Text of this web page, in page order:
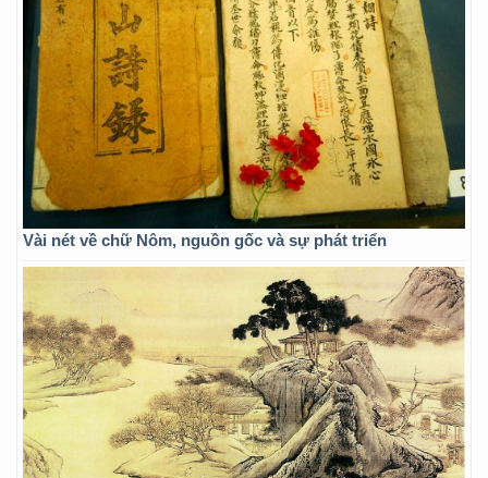
Vài nét về chữ Nôm, nguồn gốc và sự phát triển